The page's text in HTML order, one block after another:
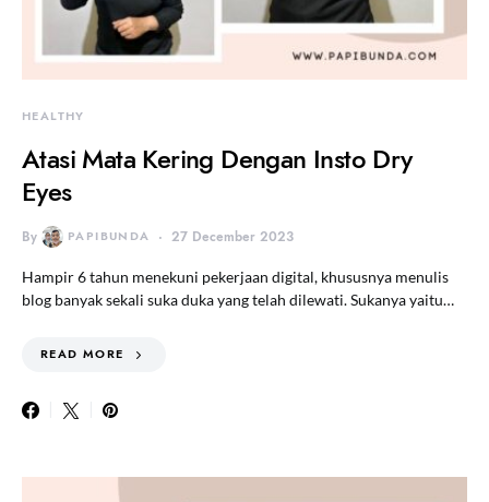
HEALTHY
Atasi Mata Kering Dengan Insto Dry
Eyes
By PAPIBUNDA 27 December 2023
Hampir 6 tahun menekuni pekerjaan digital, khususnya menulis
blog banyak sekali suka duka yang telah dilewati. Sukanya yaitu…
READ MORE